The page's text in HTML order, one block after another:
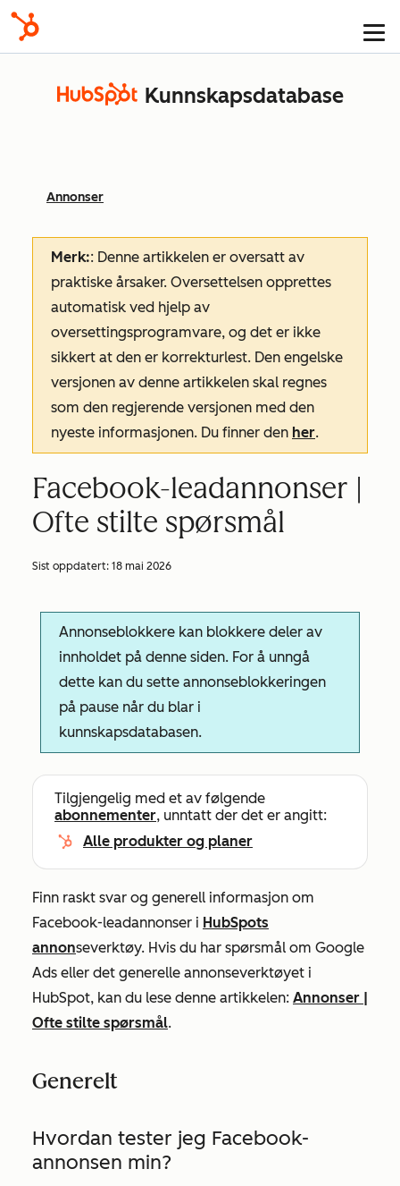
Kunnskapsdatabase
Annonser
Merk:: Denne artikkelen er oversatt av
praktiske årsaker. Oversettelsen opprettes
automatisk ved hjelp av
oversettingsprogramvare, og det er ikke
sikkert at den er korrekturlest. Den engelske
versjonen av denne artikkelen skal regnes
som den regjerende versjonen med den
nyeste informasjonen. Du finner den her.
Facebook-leadannonser |
Ofte stilte spørsmål
Sist oppdatert: 18 mai 2026
Annonseblokkere kan blokkere deler av
innholdet på denne siden. For å unngå
dette kan du sette annonseblokkeringen
på pause når du blar i
kunnskapsdatabasen.
Tilgjengelig med et av følgende
abonnementer, unntatt der det er angitt:
Alle produkter og planer
Finn raskt svar og generell informasjon om
Facebook-leadannonser i HubSpots
annonseverktøy. Hvis du har spørsmål om Google
Ads eller det generelle annonseverktøyet i
HubSpot, kan du lese denne artikkelen: Annonser |
Ofte stilte spørsmål.
Generelt
Hvordan tester jeg Facebook-
annonsen min?